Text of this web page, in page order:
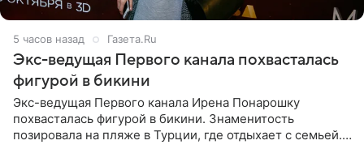
5 часов назад Газета.Ru
Экс-ведущая Первого канала похвасталась
фигурой в бикини
Экс-ведущая Первого канала Ирена Понарошку
похвасталась фигурой в бикини. Знаменитость
позировала на пляже в Турции, где отдыхает с семьей.